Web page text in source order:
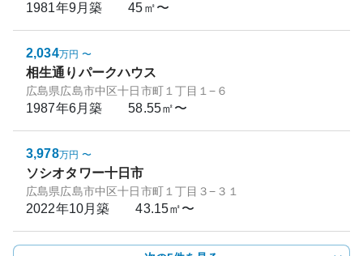
1981年9月築 45㎡〜
2,034万円 〜
相生通りパークハウス
広島県広島市中区十日市町１丁目１−６
1987年6月築 58.55㎡〜
3,978万円 〜
ソシオタワー十日市
広島県広島市中区十日市町１丁目３−３１
2022年10月築 43.15㎡〜